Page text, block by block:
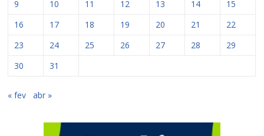
9
10 11 12 13 14
15
16
17 18 19 20 21
22
23
24 25 26 27 28
29
30
31
« fev abr »